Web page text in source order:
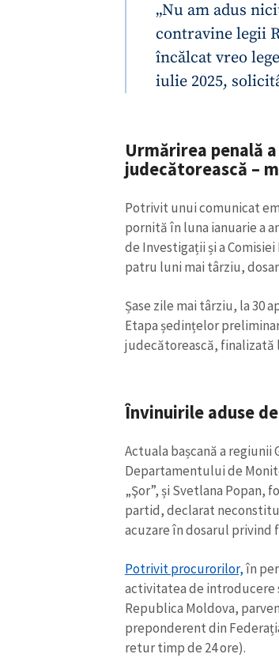
„Nu am adus
contravine legii
încălcat vreo
iulie 2025,
Urmărirea penală
judecătorească –
Potrivit unui comunicat
pornită în luna ianuarie a
de Investigații și a
patru luni mai târziu,
Șase zile mai târziu, la 30
Etapa ședințelor
judecătorească, finalizată
Învinuirile aduse
Actuala bașcană a
Departamentului de
„Şor”, și Svetlana Popan,
partid, declarat
acuzare în dosarul privind
Potrivit procurorilor,în
activitatea de introducere
Republica Moldova,
preponderent din
retur timp de 24 ore).